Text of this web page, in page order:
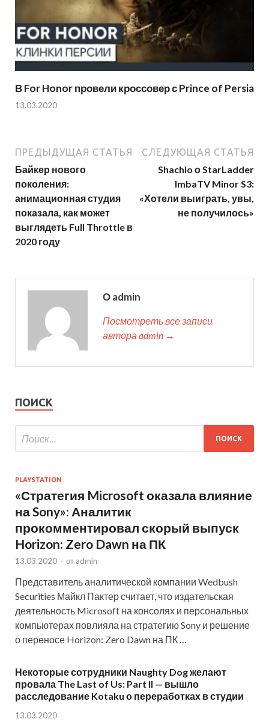
В For Honor провели кроссовер с Prince of Persia
13.03.2020
ПРЕДЫДУЩАЯ СТАТЬЯ
Байкер нового
поколения:
анимационная студия
показала, как может
выглядеть Full Throttle в
2020 году
СЛЕДУЮЩАЯ СТАТЬЯ
Shachlo о StarLadder
ImbaTV Minor S3:
«Хотели выиграть, увы,
не получилось»
О admin
Посмотреть все записи
автора admin →
ПОИСК
PLAYSTATION
«Стратегия Microsoft оказала влияние
на Sony»: Аналитик
прокомментировал скорый выпуск
Horizon: Zero Dawn на ПК
13.03.2020 - от admin
Представитель аналитической компании Wedbush
Securities Майкл Пактер считает, что издательская
деятельность Microsoft на консолях и персональных
компьютерах повлияла на стратегию Sony и решение
о переносе Horizon: Zero Dawn на ПК …
Некоторые сотрудники Naughty Dog желают
провала The Last of Us: Part II — вышло
расследование Kotaku о переработках в студии
13.03.2020